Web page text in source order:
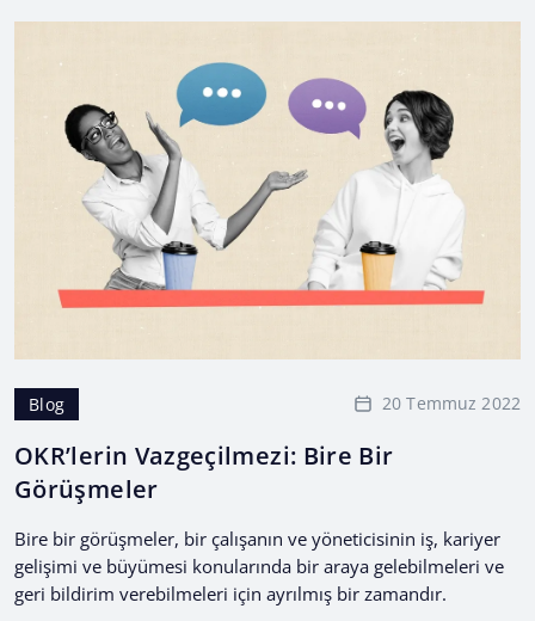
Blog 20 Temmuz 2022
OKR’lerin Vazgeçilmezi: Bire Bir
Görüşmeler
Bire bir görüşmeler, bir çalışanın ve yöneticisinin iş, kariyer
gelişimi ve büyümesi konularında bir araya gelebilmeleri ve
geri bildirim verebilmeleri için ayrılmış bir zamandır.